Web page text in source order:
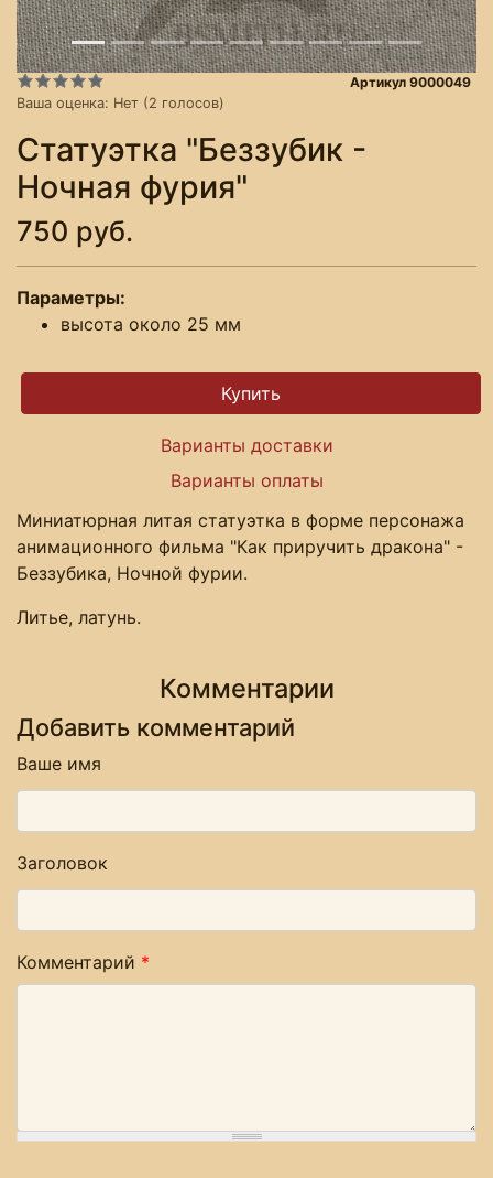
Ваша оценка: Нет (2 голосов)
Артикул 9000049
Статуэтка "Беззубик -
Ночная фурия"
750 руб.
Параметры:
высота около 25 мм
Варианты доставки
Варианты оплаты
Миниатюрная литая статуэтка в форме персонажа
анимационного фильма "Как приручить дракона" -
Беззубика, Ночной фурии.
Литье, латунь.
Комментарии
Добавить комментарий
Ваше имя
Заголовок
Комментарий *